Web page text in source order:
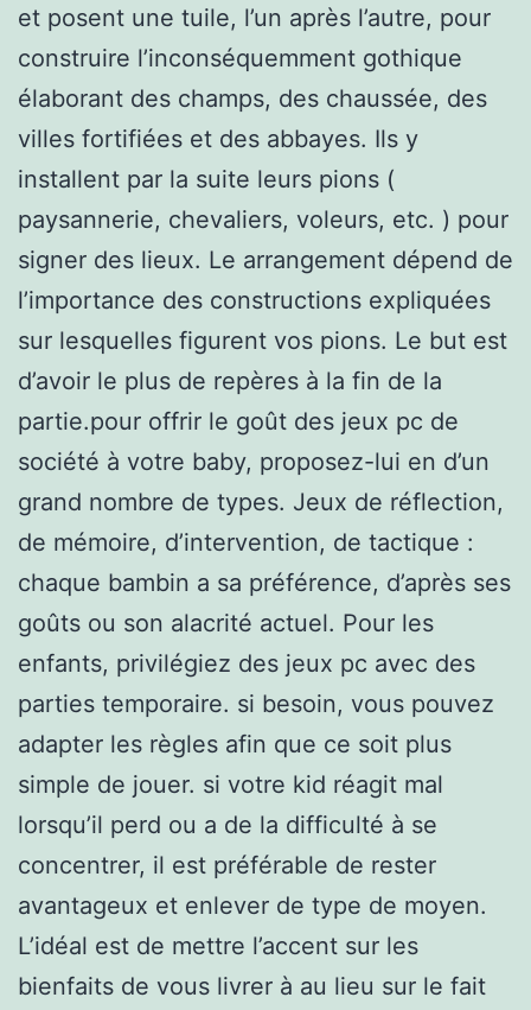
et posent une tuile, l’un après l’autre, pour
construire l’inconséquemment gothique
élaborant des champs, des chaussée, des
villes fortifiées et des abbayes. Ils y
installent par la suite leurs pions (
paysannerie, chevaliers, voleurs, etc. ) pour
signer des lieux. Le arrangement dépend de
l’importance des constructions expliquées
sur lesquelles figurent vos pions. Le but est
d’avoir le plus de repères à la fin de la
partie.pour offrir le goût des jeux pc de
société à votre baby, proposez-lui en d’un
grand nombre de types. Jeux de réflection,
de mémoire, d’intervention, de tactique :
chaque bambin a sa préférence, d’après ses
goûts ou son alacrité actuel. Pour les
enfants, privilégiez des jeux pc avec des
parties temporaire. si besoin, vous pouvez
adapter les règles afin que ce soit plus
simple de jouer. si votre kid réagit mal
lorsqu’il perd ou a de la difficulté à se
concentrer, il est préférable de rester
avantageux et enlever de type de moyen.
L’idéal est de mettre l’accent sur les
bienfaits de vous livrer à au lieu sur le fait